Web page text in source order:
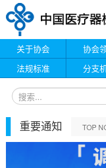
关于协会 协会
法规标准
分支
重要通知 TOP